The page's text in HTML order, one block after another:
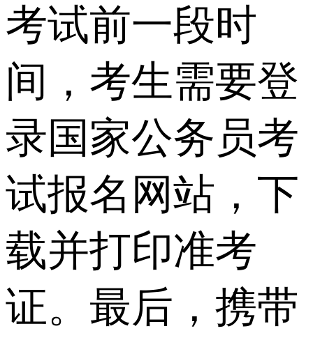
考试前一段时
间，考生需要登
录国家公务员考
试报名网站，下
载并打印准考
证。最后，携带